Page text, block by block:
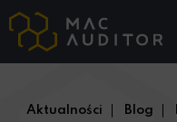
Aktualności Blog